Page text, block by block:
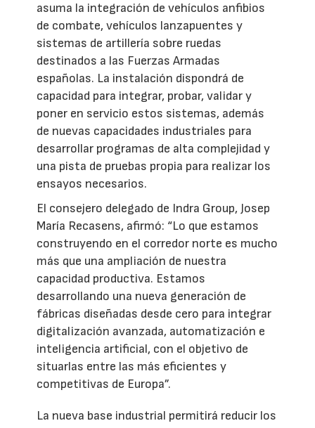
asuma la integración de vehículos anfibios
de combate, vehículos lanzapuentes y
sistemas de artillería sobre ruedas
destinados a las Fuerzas Armadas
españolas. La instalación dispondrá de
capacidad para integrar, probar, validar y
poner en servicio estos sistemas, además
de nuevas capacidades industriales para
desarrollar programas de alta complejidad y
una pista de pruebas propia para realizar los
ensayos necesarios.
El consejero delegado de Indra Group, Josep
María Recasens, afirmó: “Lo que estamos
construyendo en el corredor norte es mucho
más que una ampliación de nuestra
capacidad productiva. Estamos
desarrollando una nueva generación de
fábricas diseñadas desde cero para integrar
digitalización avanzada, automatización e
inteligencia artificial, con el objetivo de
situarlas entre las más eficientes y
competitivas de Europa”.
La nueva base industrial permitirá reducir los